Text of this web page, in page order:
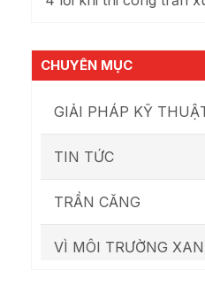
CHUYÊN MỤC
GIẢI PHÁP KỸ
TIN TỨC
TRẦN CĂNG
VÌ MÔI TRƯỜNG